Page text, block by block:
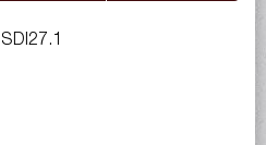
SDI27.1